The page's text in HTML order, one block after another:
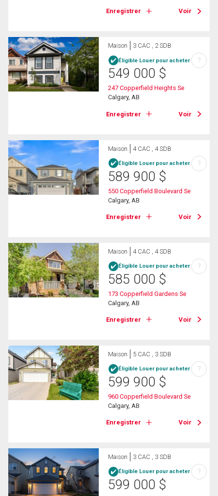
Enregistrer Voir
Maison 3 CAC , 2 SDB
Éligible Louer pour acheter
549 000 $
247 Copperfield Heights Se
Calgary, AB
Enregistrer Voir
?
Maison 4 CAC , 4 SDB
Éligible Louer pour acheter
589 900 $
550 Copperfield Boulevard Se
Calgary, AB
Enregistrer Voir
?
Maison 4 CAC , 4 SDB
Éligible Louer pour acheter
585 000 $
173 Copperfield Gardens Se
Calgary, AB
Enregistrer Voir
?
Maison 5 CAC , 3 SDB
Éligible Louer pour acheter
599 900 $
960 Copperfield Boulevard Se
Calgary, AB
Enregistrer Voir
?
Maison 3 CAC , 3 SDB
Éligible Louer pour acheter
599 000 $
?